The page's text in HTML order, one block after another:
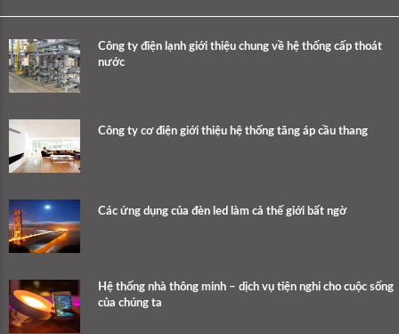
Công ty điện lạnh giới thiệu chung về hệ thống cấp thoát
nước
Công ty cơ điện giới thiệu hệ thống tăng áp cầu thang
Các ứng dụng của đèn led làm cả thế giới bất ngờ
Hệ thống nhà thông minh – dịch vụ tiện nghi cho cuộc sống
của chúng ta